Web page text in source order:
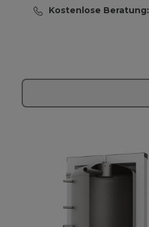
Kostenlose Beratung: